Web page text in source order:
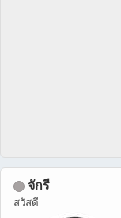
จักรี
สวัสดี